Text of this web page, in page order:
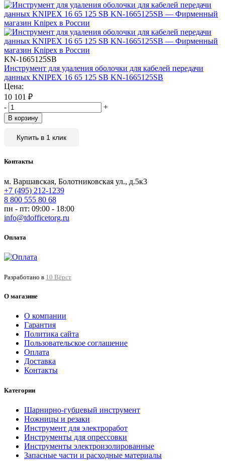
KN-1665125SB
Инструмент для удаления оболочки для кабелей передачи
данных KNIPEX 16 65 125 SB KN-1665125SB
Цена:
10 101 ₽
-
+
В корзину
Купить в 1 клик
Контакты
м. Варшавская, Болотниковская ул., д.5к3
+7 (495) 212-1239
8 800 555 80 68
пн - пт: 09:00 - 18:00
info@tdofficetorg.ru
Оплата
Разработано в 10 Вёрст
О магазине
О компании
Гарантия
Политика сайта
Пользовательское соглашение
Оплата
Доставка
Контакты
Категории
Шарнирно-губцевый инструмент
Ножницы и резаки
Инструмент для электроработ
Инструменты для опрессовки
Инструменты электроизолированные
Запасные части и расходные материалы